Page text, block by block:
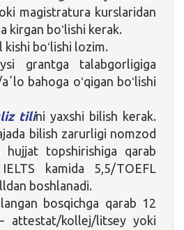
magistratura kurslaridan
kirgan boʻlishi kerak.
boʻlishi lozim.
grantga talabgorligiga
bahoga oʻqigan boʻlishi
tilini yaxshi bilish kerak.
bilish zarurligi nomzod
hujjat topshirishiga qarab
kamida 5,5/TOEFL
boshlanadi.
bosqichga qarab 12
attestat/kollej/litsey yoki